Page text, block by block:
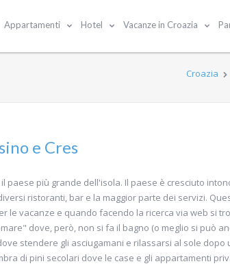
Appartamenti Hotel Vacanze in Croazia
Croazia
e Cres
paese più grande dell'isola. Il paese è cresciuto
ristoranti, bar e la maggior parte dei servizi.
le vacanze e quando facendo la ricerca via web si
dove, però, non si fa il bagno (o meglio si può
stendere gli asciugamani e rilassarsi al sole dopo
di pini secolari dove le case e gli appartamenti